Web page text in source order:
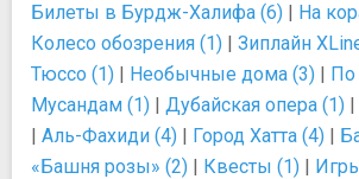
Билеты в Бурдж-Халифа (6) | На
Колесо обозрения (1) | Зиплайн
Тюссо (1) | Необычные дома (3) | По
Мусандам (1) | Дубайская опера (1) |
| Аль-Фахиди (4) | Город Хатта (4) |
«Башня розы» (2) | Квесты (1) |